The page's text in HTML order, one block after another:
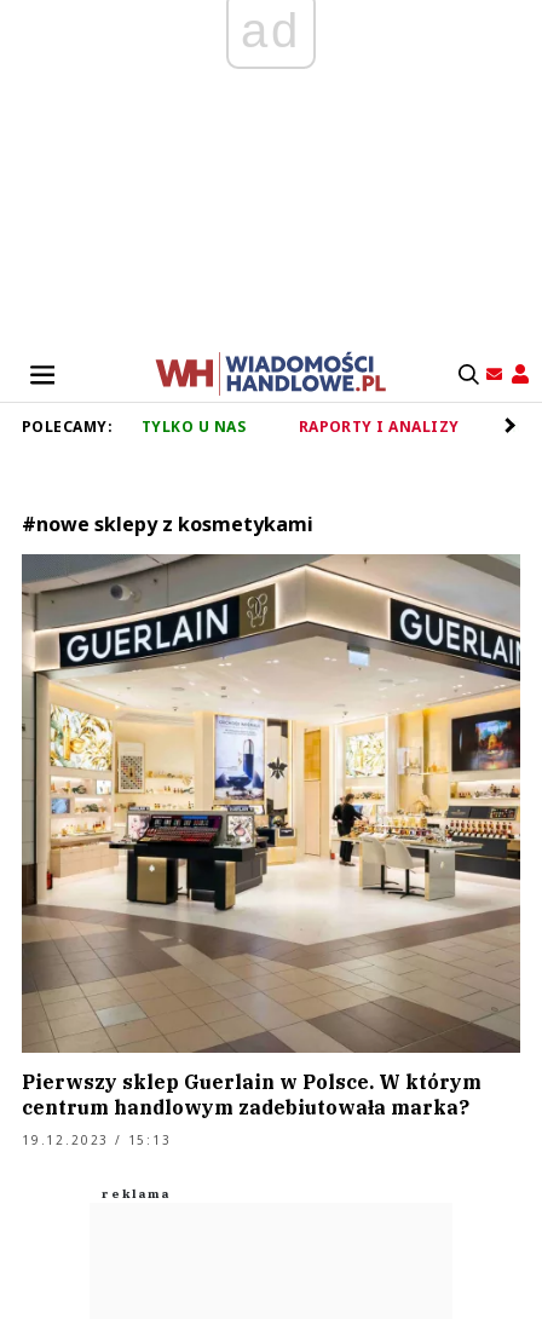
ad
POLECAMY: TYLKO U NAS RAPORTY I ANALIZY
#nowe sklepy z kosmetykami
Pierwszy sklep Guerlain w Polsce. W którym
centrum handlowym zadebiutowała marka?
19.12.2023 / 15:13